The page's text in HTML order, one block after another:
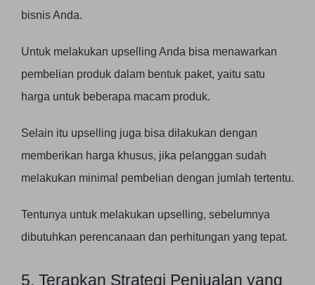
bisnis Anda.
Untuk melakukan upselling Anda bisa menawarkan
pembelian produk dalam bentuk paket, yaitu satu
harga untuk beberapa macam produk.
Selain itu upselling juga bisa dilakukan dengan
memberikan harga khusus, jika pelanggan sudah
melakukan minimal pembelian dengan jumlah tertentu.
Tentunya untuk melakukan upselling, sebelumnya
dibutuhkan perencanaan dan perhitungan yang tepat.
5. Terapkan Strategi Penjualan yang